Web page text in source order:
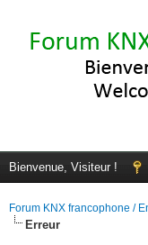
Bienvenue, Visiteur !
Forum KNX francophone /
Erreur